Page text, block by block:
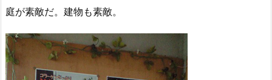
庭が素敵だ。建物も素敵。